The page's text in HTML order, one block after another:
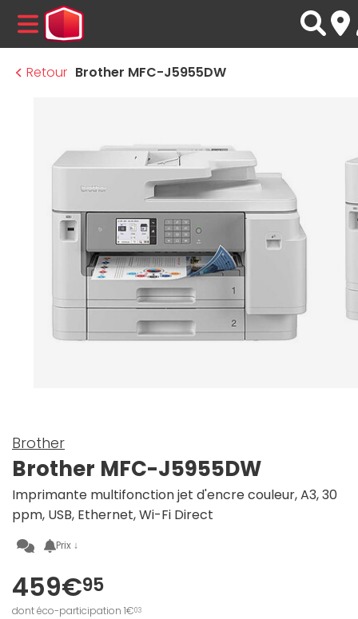
MENU
Retour Brother MFC-J5955DW
Brother
Brother MFC-J5955DW
Imprimante multifonction jet d'encre couleur, A3, 30
ppm, USB, Ethernet, Wi-Fi Direct
Prix ↓
459€95
dont éco-participation 1€03